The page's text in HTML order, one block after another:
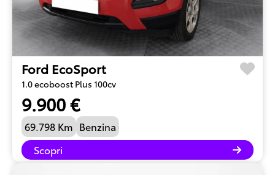
Ford EcoSport
1.0 ecoboost Plus 100cv
9.900 €
69.798 Km Benzina
Scopri